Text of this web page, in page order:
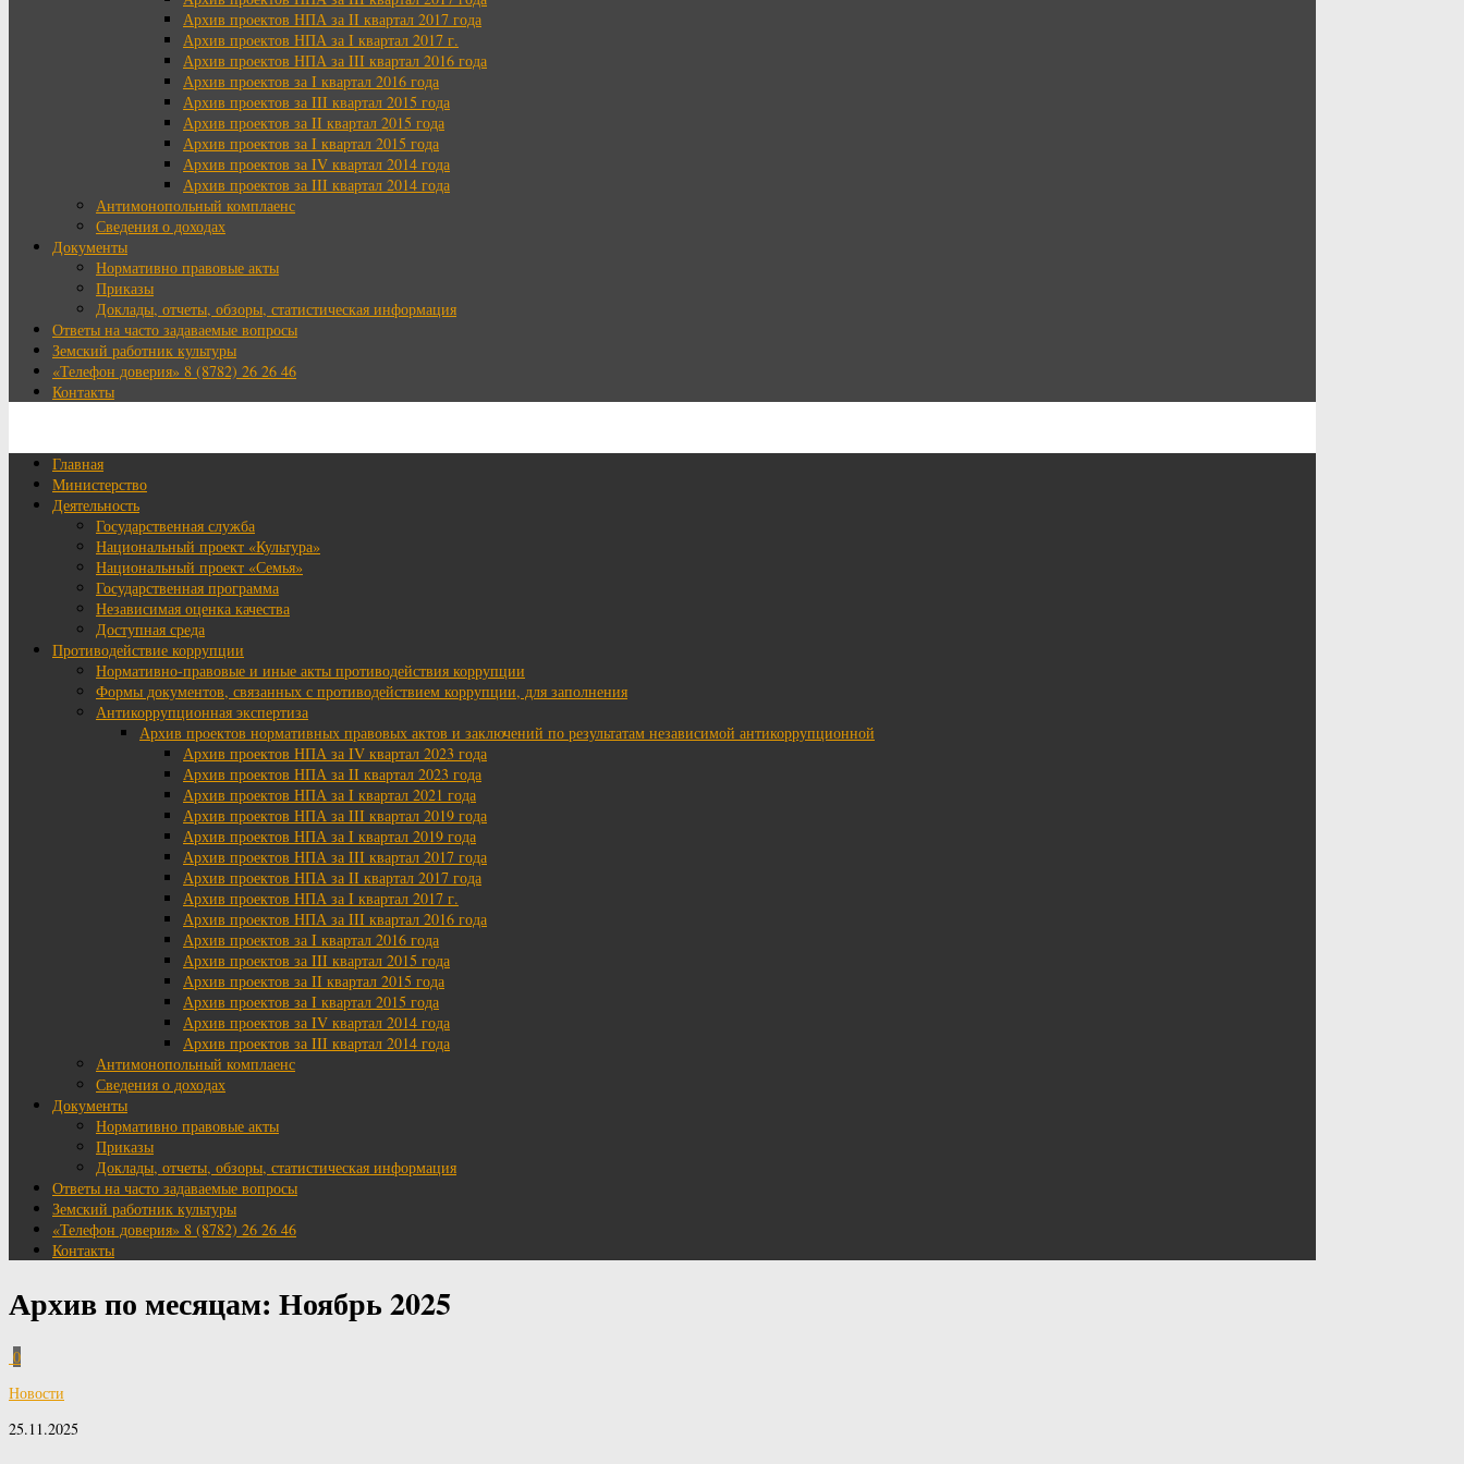
Архив проектов НПА за II квартал 2017 года
Архив проектов НПА за I квартал 2017 г.
Архив проектов НПА за III квартал 2016 года
Архив проектов за I квартал 2016 года
Архив проектов за III квартал 2015 года
Архив проектов за II квартал 2015 года
Архив проектов за I квартал 2015 года
Архив проектов за IV квартал 2014 года
Архив проектов за III квартал 2014 года
Антимонопольный комплаенс
Сведения о доходах
Документы
Нормативно правовые акты
Приказы
Доклады, отчеты, обзоры, статистическая информация
Ответы на часто задаваемые вопросы
Земский работник культуры
«Телефон доверия» 8 (8782) 26 26 46
Контакты
Главная
Министерство
Деятельность
Государственная служба
Национальный проект «Культура»
Национальный проект «Семья»
Государственная программа
Независимая оценка качества
Доступная среда
Противодействие коррупции
Нормативно-правовые и иные акты противодействия коррупции
Формы документов, связанных с противодействием коррупции, для заполнения
Антикоррупционная экспертиза
Архив проектов нормативных правовых актов и заключений по результатам независимой антикоррупционной
Архив проектов НПА за IV квартал 2023 года
Архив проектов НПА за II квартал 2023 года
Архив проектов НПА за I квартал 2021 года
Архив проектов НПА за III квартал 2019 года
Архив проектов НПА за I квартал 2019 года
Архив проектов НПА за III квартал 2017 года
Архив проектов НПА за II квартал 2017 года
Архив проектов НПА за I квартал 2017 г.
Архив проектов НПА за III квартал 2016 года
Архив проектов за I квартал 2016 года
Архив проектов за III квартал 2015 года
Архив проектов за II квартал 2015 года
Архив проектов за I квартал 2015 года
Архив проектов за IV квартал 2014 года
Архив проектов за III квартал 2014 года
Антимонопольный комплаенс
Сведения о доходах
Документы
Нормативно правовые акты
Приказы
Доклады, отчеты, обзоры, статистическая информация
Ответы на часто задаваемые вопросы
Земский работник культуры
«Телефон доверия» 8 (8782) 26 26 46
Контакты
Архив по месяцам: Ноябрь 2025
0
Новости
25.11.2025